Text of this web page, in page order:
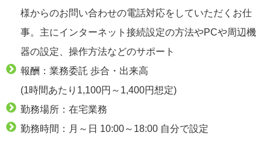
様からのお問い合わせの電話対応をしていただくお仕
事。主にインターネット接続設定の方法やPCや周辺機
器の設定、操作方法などのサポート
報酬：業務委託 歩合・出来高
(1時間あたり1,100円～1,400円想定)
勤務場所：在宅業務
勤務時間：月～日 10:00～18:00 自分で設定